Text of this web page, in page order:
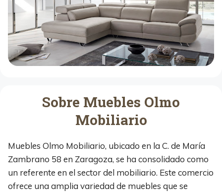
Sobre Muebles Olmo
Mobiliario
Muebles Olmo Mobiliario, ubicado en la C. de María
Zambrano 58 en Zaragoza, se ha consolidado como
un referente en el sector del mobiliario. Este comercio
ofrece una amplia variedad de muebles que se